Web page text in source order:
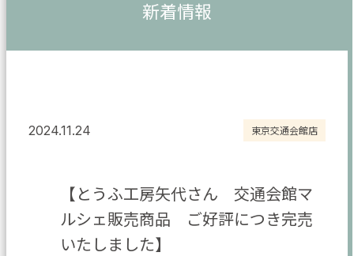
新着情報
2024.11.24 東京交通会館店
【とうふ工房矢代さん 交通会館マ
ルシェ販売商品 ご好評につき完売
いたしました】